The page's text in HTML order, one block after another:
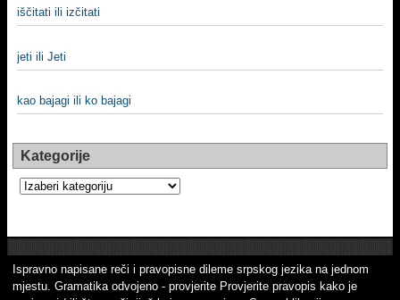
iščitati ili izčitati
jeti ili Jeti
kao bajagi ili ko bajagi
Kategorije
Kategorije
Ispravno napisane reči i pravopisne dileme srpskog jezika na jednom
mjestu. Gramatika odvojeno - provjerite Provjerite pravopis kako je